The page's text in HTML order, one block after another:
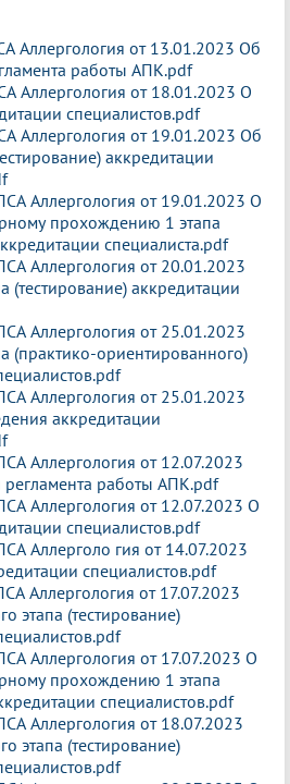
Аллергология от 13.01.2023 Об
работы АПК.pdf
Аллергология от 18.01.2023 О
специалистов.pdf
Аллергология от 19.01.2023 Об
аккредитации
Аллергология от 19.01.2023 О
прохождению 1 этапа
специалиста.pdf
Аллергология от 20.01.2023
(тестирование) аккредитации
Аллергология от 25.01.2023
(практико-ориентированного)
Аллергология от 25.01.2023
аккредитации
Аллергология от 12.07.2023
работы АПК.pdf
Аллергология от 12.07.2023 О
специалистов.pdf
Аллерголо гия от 14.07.2023
специалистов.pdf
Аллергология от 17.07.2023
этапа (тестирование)
Аллергология от 17.07.2023 О
прохождению 1 этапа
специалистов.pdf
Аллергология от 18.07.2023
этапа (тестирование)